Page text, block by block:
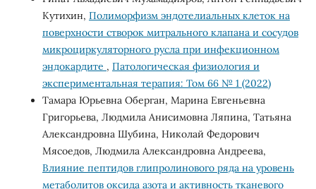
Кутихин, Полиморфизм эндотелиальных клеток на
поверхности створок митрального клапана и сосудов
микроциркуляторного русла при инфекционном
эндокардите , Патологическая физиология и
экспериментальная терапия: Том 66 № 1 (2022)
Тамара Юрьевна Оберган, Марина Евгеньевна
Григорьева, Людмила Анисимовна Ляпина, Татьяна
Александровна Шубина, Николай Федорович
Мясоедов, Людмила Александровна Андреева,
Влияние пептидов глипролинового ряда на уровень
метаболитов оксида азота и активность тканевого